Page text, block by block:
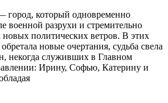
город, который одновременно
военной разрухи и стремительно
политических ветров. В этих
новые очертания, судьба свела
некогда служивших в Главном
Ирину, Софью, Катерину и